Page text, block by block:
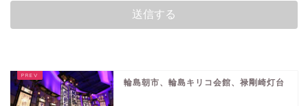
輪島朝市、輪島キリコ会館、禄剛崎灯台